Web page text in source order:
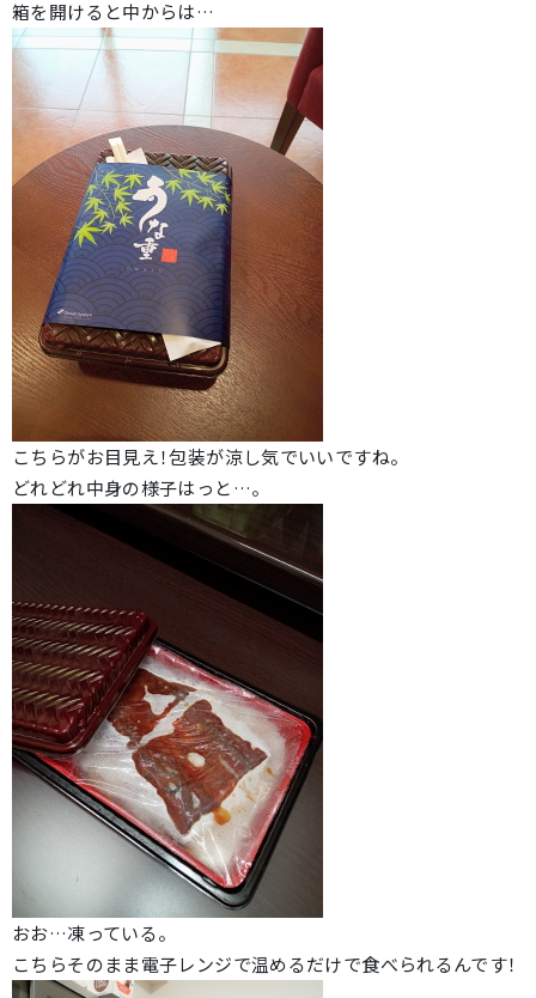
箱を開けると中からは…
こちらがお目見え！包装が涼し気でいいですね。
どれどれ中身の様子はっと…。
おお…凍っている。
こちらそのまま電子レンジで温めるだけで食べられるんです！